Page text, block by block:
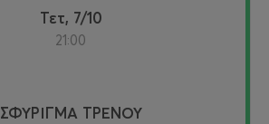
Τετ, 7/10
21:00
ΣΦΥΡΙΓΜΑ ΤΡΕΝΟΥ